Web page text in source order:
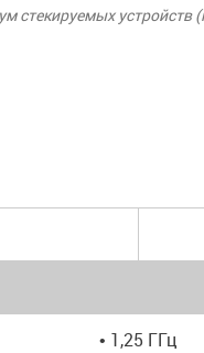
стекируемых
• 1,25 ГГц